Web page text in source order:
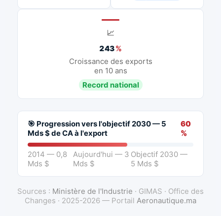
📈
243%
Croissance des exports
en 10 ans
Record national
🎯 Progression vers l'objectif 2030 — 5
Mds $ de CA à l'export
60
%
2014 — 0,8
Mds $
Aujourd'hui — 3
Mds $
Objectif 2030 —
5 Mds $
Sources : Ministère de l'Industrie · GIMAS · Office des
Changes · 2025-2026 — Portail Aeronautique.ma